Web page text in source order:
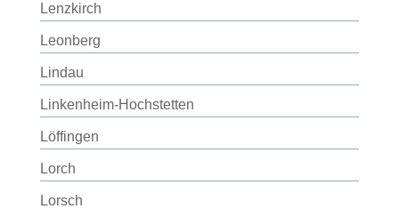
Lenzkirch
Leonberg
Lindau
Linkenheim-Hochstetten
Löffingen
Lorch
Lorsch